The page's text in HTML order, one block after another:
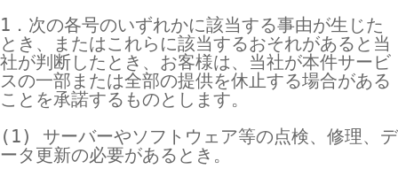
1．次の各号のいずれかに該当する事由が生じた
とき、またはこれらに該当するおそれがあると当
社が判断したとき、お客様は、当社が本件サービ
スの一部または全部の提供を休止する場合がある
ことを承諾するものとします。
(1) サーバーやソフトウェア等の点検、修理、デ
ータ更新の必要があるとき。